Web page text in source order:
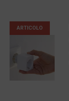
ARTICOLO